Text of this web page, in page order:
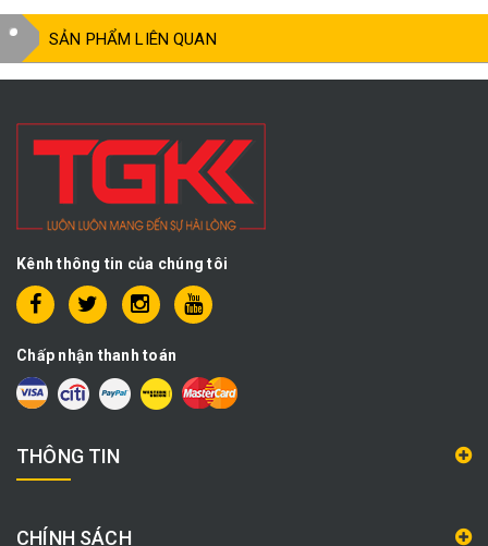
SẢN PHẨM LIÊN QUAN
Kênh thông tin của chúng tôi
Chấp nhận thanh toán
THÔNG TIN
CHÍNH SÁCH